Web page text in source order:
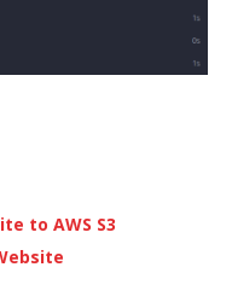
to AWS S3